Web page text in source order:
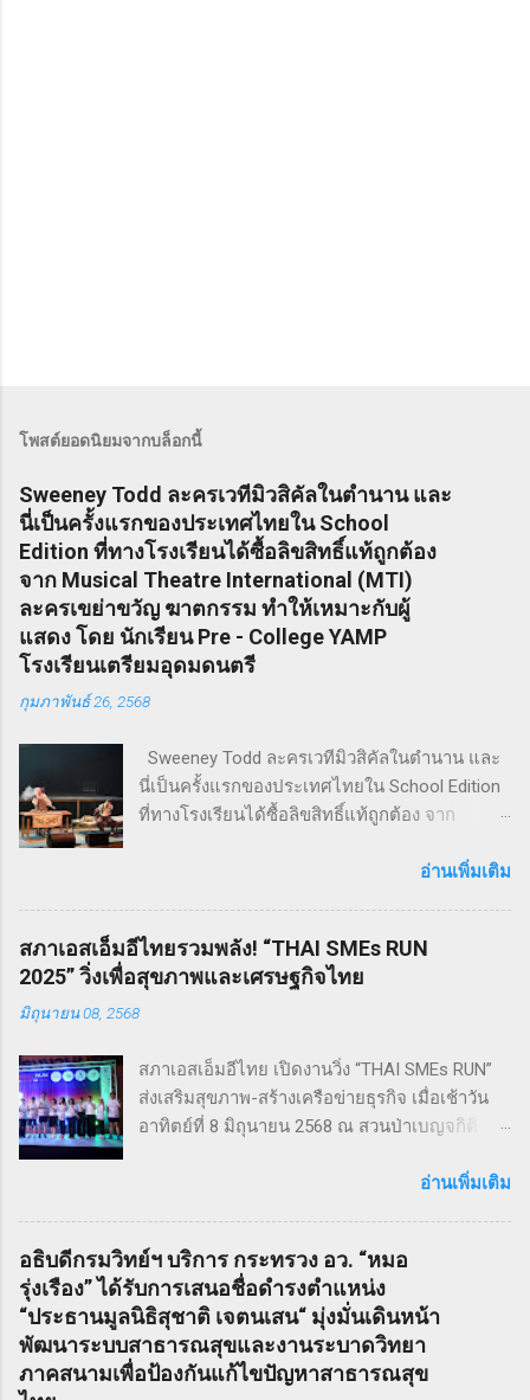
โพสต์ยอดนิยมจากบล็อกนี้
Sweeney Todd ละครเวทีมิวสิคัลในตำนาน และ
นี่เป็นครั้งแรกของประเทศไทยใน School
Edition ที่ทางโรงเรียนได้ซื้อลิขสิทธิ์แท้ถูกต้อง
จาก Musical Theatre International (MTI)
ละครเขย่าขวัญ ฆาตกรรม ทำให้เหมาะกับผู้
แสดง โดย นักเรียน Pre - College YAMP
โรงเรียนเตรียมอุดมดนตรี
กุมภาพันธ์ 26, 2568
Sweeney Todd ละครเวทีมิวสิคัลในตำนาน และ
นี่เป็นครั้งแรกของประเทศไทยใน School Edition
ที่ทางโรงเรียนได้ซื้อลิขสิทธิ์แท้ถูกต้อง จาก
ขวัญ ฆาตกรรม ทำให้เหมาะกับผู้แสดง โดย
!! โดยเลือกเป็น School Edition ที่ลดบทให้ดู
เหมาะสม แต่ยังคงไว้ซึ่งความเข้มข้น! กำกับการ
แสดงโดย ดำเกิง ฐิตะปิยะศักดิ์ หรือ คุณบิ๊ก
ช่างตัดผมชาวอังกฤษ ที่สูญเสียภรรยาและลูกไป
จนเกิดเป็นความแค้นที่นำไปสู่โศกอนาถตกรรม
เลวร้ายในที่สุด โดยตัวละคร Sweeney Todd มีต้น
ความนิยมอย่างต่อเนื่อง ซึ่งรู้จักกันในชื่อ Penny
ฤดูหนาวของปี ค.ศ. 1846 – 1847 เรื่องราวของ
Sweeney Todd ยังเคยถูกนำไปดัดแปลงเป็น
ภาพยนตร์เพลงด้วยชื่อเดียวกันในปี ค.ศ. 2007
หรือ พ.ศ. 2550 ซึ่งกำกับโดย Timothy Walter
Burt...
อ่านเพิ่มเติม
สภาเอสเอ็มอีไทยรวมพลัง! “THAI SMEs RUN
2025” วิ่งเพื่อสุขภาพและเศรษฐกิจไทย
มิถุนายน 08, 2568
สภาเอสเอ็มอีไทย เปิดงานวิ่ง “THAI SMEs RUN”
ส่งเสริมสุขภาพ-สร้างเครือข่ายธุรกิจ เมื่อเช้าวัน
อาทิตย์ที่ 8 มิถุนายน 2568 ณ สวนป่าเบญจกิติ
ไทย (สภาเอสเอ็มอีไทย) จัดงานวิ่งมินิมาราธอน
ข่ายธุรกิจระหว่าง ผู้ประกอบการ SMEs และ
ประชาชน ทั่วไป ภายใต้แนวคิด “We Go We
Grow We Goal” ที่เน้นการก้าวไปข้างหน้า เติบโต
อย่างมั่นคง และมุ่งสู่เป้าหมายร่วมกัน งานวิ่ง THAI
SMEs RUN: สุขภาพดี เครือข่ายแน่น งานนี้เต็มไป
อ่านเพิ่มเติม
อธิบดีกรมวิทย์ฯ บริการ กระทรวง อว. “หมอ
รุ่งเรือง” ได้รับการเสนอชื่อดำรงตำแหน่ง
“ประธานมูลนิธิสุชาติ เจตนเสน“ มุ่งมั่นเดินหน้า
พัฒนาระบบสาธารณสุขและงานระบาดวิทยา
ภาคสนามเพื่อป้องกันแก้ไขปัญหาสาธารณสุข